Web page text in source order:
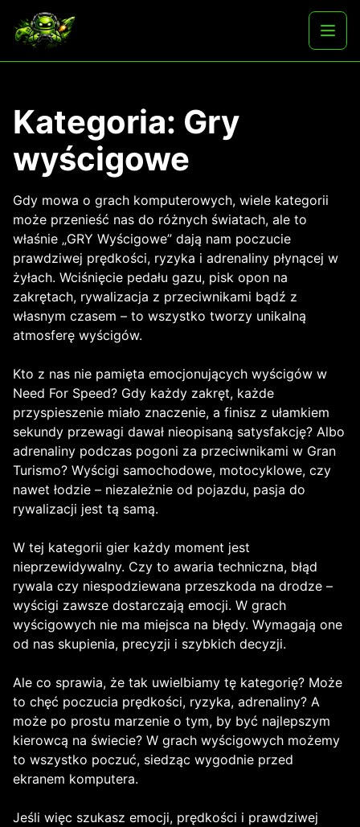
content
Najlepsze darmowe gry i aplikacje na androida
menu
Kategoria: Gry
wyścigowe
Gdy mowa o grach komputerowych, wiele kategorii
może przenieść nas do różnych światach, ale to
właśnie „GRY Wyścigowe” dają nam poczucie
prawdziwej prędkości, ryzyka i adrenaliny płynącej w
żyłach. Wciśnięcie pedału gazu, pisk opon na
zakrętach, rywalizacja z przeciwnikami bądź z
własnym czasem – to wszystko tworzy unikalną
atmosferę wyścigów.
Kto z nas nie pamięta emocjonujących wyścigów w
Need For Speed? Gdy każdy zakręt, każde
przyspieszenie miało znaczenie, a finisz z ułamkiem
sekundy przewagi dawał nieopisaną satysfakcję? Albo
adrenaliny podczas pogoni za przeciwnikami w Gran
Turismo? Wyścigi samochodowe, motocyklowe, czy
nawet łodzie – niezależnie od pojazdu, pasja do
rywalizacji jest tą samą.
W tej kategorii gier każdy moment jest
nieprzewidywalny. Czy to awaria techniczna, błąd
rywala czy niespodziewana przeszkoda na drodze –
wyścigi zawsze dostarczają emocji. W grach
wyścigowych nie ma miejsca na błędy. Wymagają one
od nas skupienia, precyzji i szybkich decyzji.
Ale co sprawia, że tak uwielbiamy tę kategorię? Może
to chęć poczucia prędkości, ryzyka, adrenaliny? A
może po prostu marzenie o tym, by być najlepszym
kierowcą na świecie? W grach wyścigowych możemy
to wszystko poczuć, siedząc wygodnie przed
ekranem komputera.
Jeśli więc szukasz emocji, prędkości i prawdziwej